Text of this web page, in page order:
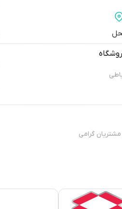
۳ فروشگاه برای راحتی مشتریان گرامی
مشتریان خود
روی آن‌ها کار